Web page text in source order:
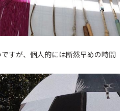
すが、個人的には断然早めの時間